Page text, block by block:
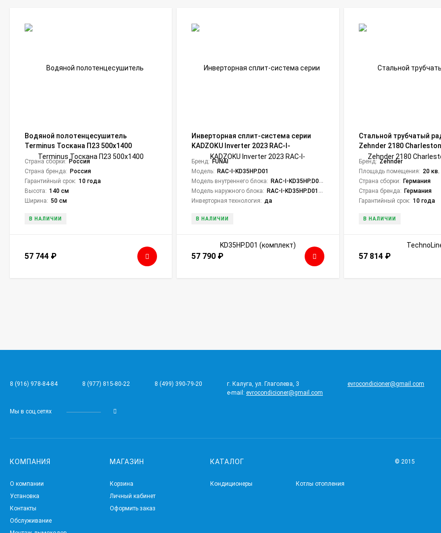
Водяной полотенцесушитель
Terminus Тоскана П23 500х1400
Страна сборки: Россия
Страна бренда: Россия
Гарантийный срок: 10 года
Высота: 140 см
Ширина: 50 см
В НАЛИЧИИ
57 744 ₽
Инверторная сплит-система серии
KADZOKU Inverter 2023 RAC-I-
KD35HP.D01 (комплект)
Бренд: FUNAI
Модель: RAC-I-KD35HP.D01
Модель внутреннего блока: RAC-I-KD35HP.D01/S
Модель наружного блока: RAC-I-KD35HP.D01/U
Инверторная технология: да
В НАЛИЧИИ
57 790 ₽
Стальной трубчатый
Zehnder 2180
TechnoLine
Бренд: Zehnder
Площадь помещения: 20 кв.
Страна сборки: Германия
Страна бренда: Германия
Гарантийный срок: 10 года
В НАЛИЧИИ
57 814 ₽
8 (916) 978-84-84 8 (977) 815-80-22 8 (499) 390-79-20
г. Калуга, ул. Глаголева, 3
e-mail: evrocondicioner@gmail.com
evrocondicioner@gmail.com
Мы в соц.сетях
КОМПАНИЯ
О компании
Установка
Контакты
Обслуживание
МАГАЗИН
Корзина
Личный кабинет
Оформить заказ
КАТАЛОГ
Кондиционеры Котлы отопления
© 2015